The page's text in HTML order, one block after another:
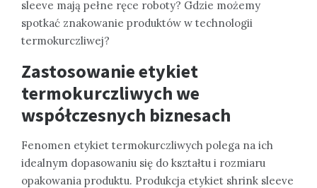
sleeve mają pełne ręce roboty? Gdzie możemy
spotkać znakowanie produktów w technologii
termokurczliwej?
Zastosowanie etykiet
termokurczliwych we
współczesnych biznesach
Fenomen etykiet termokurczliwych polega na ich
idealnym dopasowaniu się do kształtu i rozmiaru
opakowania produktu. Produkcja etykiet shrink sleeve